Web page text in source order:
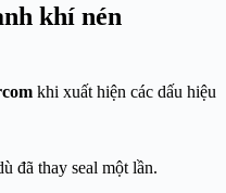
khí nén
khi xuất hiện các dấu hiệu
đã thay seal một lần.